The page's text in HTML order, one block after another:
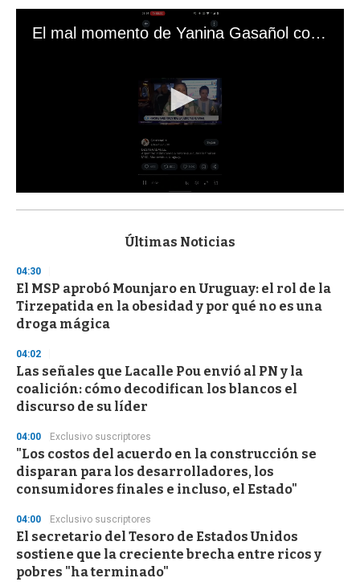
El mal momento de Yanina Gasañol con un hincha argentino en "Subrayado"
s
d
s
o
f
3
s
e
c
o
n
Últimas Noticias
04:30
El MSP aprobó Mounjaro en Uruguay: el rol de la
Tirzepatida en la obesidad y por qué no es una
droga mágica
04:02
Las señales que Lacalle Pou envió al PN y la
coalición: cómo decodifican los blancos el
discurso de su líder
04:00 Exclusivo suscriptores
"Los costos del acuerdo en la construcción se
disparan para los desarrolladores, los
consumidores finales e incluso, el Estado"
04:00 Exclusivo suscriptores
El secretario del Tesoro de Estados Unidos
sostiene que la creciente brecha entre ricos y
pobres "ha terminado"